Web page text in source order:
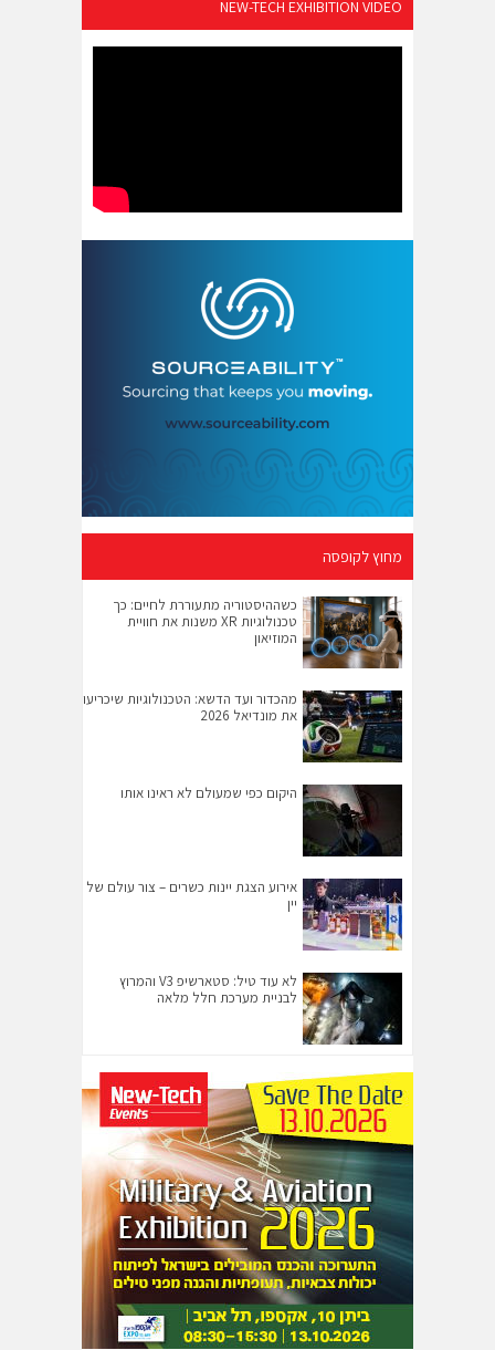
NEW-TECH EXHIBITION VIDEO
מחוץ לקופסה
כשההיסטוריה מתעוררת לחיים: כך
טכנולוגיות XR משנות את חוויית
המוזיאון
מהכדור ועד הדשא: הטכנולוגיות שיכריעו
את מונדיאל 2026
היקום כפי שמעולם לא ראינו אותו
אירוע הצגת יינות כשרים – צור עולם של
יין
לא עוד טיל: סטארשיפ V3 והמרוץ
לבניית מערכת חלל מלאה